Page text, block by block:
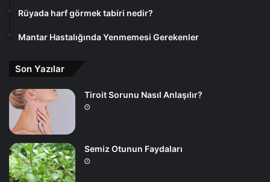
Rüyada harf görmek tabiri nedir?
Mantar Hastalığında Yenmemesi Gerekenler
Son Yazılar
Tiroit Sorunu Nasıl Anlaşılır?
Semiz Otunun Faydaları